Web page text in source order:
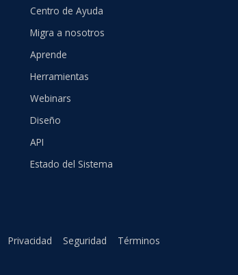
Centro de Ayuda
Migra a nosotros
Aprende
Herramientas
Webinars
Diseño
API
Estado del Sistema
Privacidad Seguridad Términos